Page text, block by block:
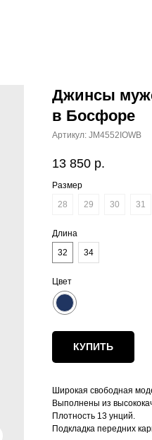
Джинсы
в Босфоре
Артикул: JM4552IOWB
13 850 р.
Размер
28
29 30 31
Длина
32
34
Цвет
КУПИТЬ
Широкая свободная
Выполнены из
Плотность 13 унций.
Подкладка передних